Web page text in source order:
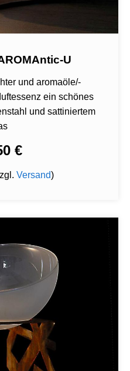
U
und aromaöle/-
ein schönes
und sattiniertem
€
Versand)